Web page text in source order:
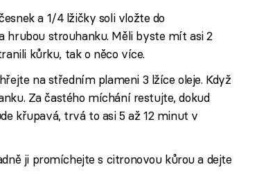
a 1/4 lžičky soli vložte do
hrubou strouhanku. Měli byste mít asi 2
kůrku, tak o něco více.
na středním plameni 3 lžíce oleje. Když
Za častého míchání restujte, dokud
křupavá, trvá to asi 5 až 12 minut v
ji promíchejte s citronovou kůrou a dejte